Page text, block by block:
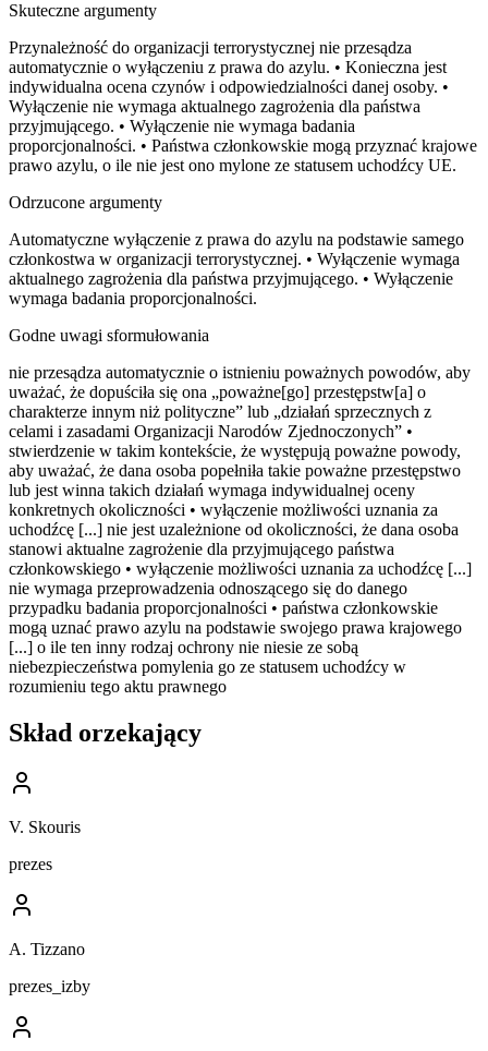
Skuteczne argumenty
Przynależność do organizacji terrorystycznej nie przesądza
automatycznie o wyłączeniu z prawa do azylu. • Konieczna jest
indywidualna ocena czynów i odpowiedzialności danej osoby. •
Wyłączenie nie wymaga aktualnego zagrożenia dla państwa
przyjmującego. • Wyłączenie nie wymaga badania
proporcjonalności. • Państwa członkowskie mogą przyznać krajowe
prawo azylu, o ile nie jest ono mylone ze statusem uchodźcy UE.
Odrzucone argumenty
Automatyczne wyłączenie z prawa do azylu na podstawie samego
członkostwa w organizacji terrorystycznej. • Wyłączenie wymaga
aktualnego zagrożenia dla państwa przyjmującego. • Wyłączenie
wymaga badania proporcjonalności.
Godne uwagi sformułowania
nie przesądza automatycznie o istnieniu poważnych powodów, aby
uważać, że dopuściła się ona „poważne[go] przestępstw[a] o
charakterze innym niż polityczne” lub „działań sprzecznych z
celami i zasadami Organizacji Narodów Zjednoczonych” •
stwierdzenie w takim kontekście, że występują poważne powody,
aby uważać, że dana osoba popełniła takie poważne przestępstwo
lub jest winna takich działań wymaga indywidualnej oceny
konkretnych okoliczności • wyłączenie możliwości uznania za
uchodźcę [...] nie jest uzależnione od okoliczności, że dana osoba
stanowi aktualne zagrożenie dla przyjmującego państwa
członkowskiego • wyłączenie możliwości uznania za uchodźcę [...]
nie wymaga przeprowadzenia odnoszącego się do danego
przypadku badania proporcjonalności • państwa członkowskie
mogą uznać prawo azylu na podstawie swojego prawa krajowego
[...] o ile ten inny rodzaj ochrony nie niesie ze sobą
niebezpieczeństwa pomylenia go ze statusem uchodźcy w
rozumieniu tego aktu prawnego
Skład orzekający
V. Skouris
prezes
A. Tizzano
prezes_izby